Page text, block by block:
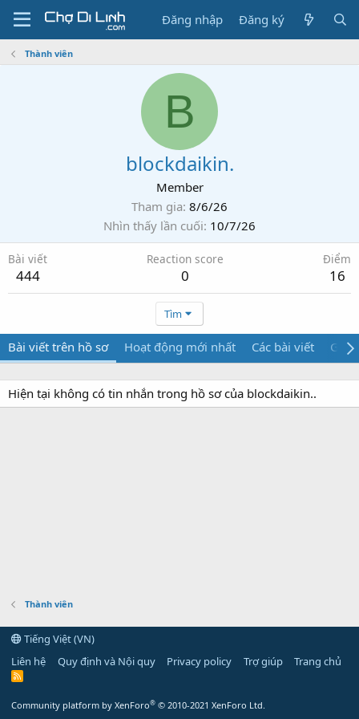
Đăng nhập Đăng ký
Thành viên
B
blockdaikin.
Member
Tham gia 8/6/26
Nhìn thấy lần cuối 10/7/26
Bài viết
444
Reaction score
0
Điểm
16
Tìm
Bài viết trên hồ sơ Hoạt động mới nhất Các bài viết Giới
Hiện tại không có tin nhắn trong hồ sơ của blockdaikin..
Thành viên
Tiếng Việt (VN)
Liên hệ
Quy định và Nội quy Privacy policy Trợ giúp Trang chủ
R
Community platform by XenForo® © 2010-2021 XenForo Ltd.